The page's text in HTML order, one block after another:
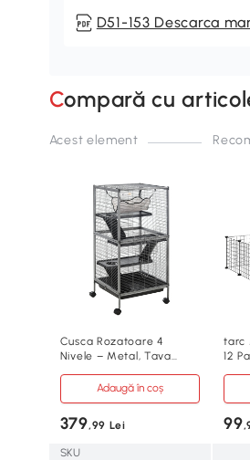
D51-153 Descarca
Compară cu
SKU
Acest element
Cusca Rozatoare 4
Nivele – Metal, Tava
Adaugă în coș
379,99 Lei
tarc
12
99